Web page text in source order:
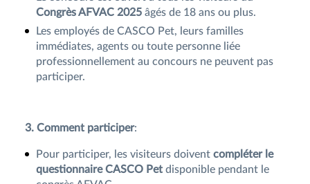
Congrès AFVAC 2025âgés de 18 ans ou plus.
Les employés de CASCO Pet, leurs familles
immédiates, agents ou toute personne liée
professionnellement au concours ne peuvent pas
participer.
3. Comment participer:
Pour participer, les visiteurs doivent compléter le
questionnaire CASCO Petdisponible pendant le